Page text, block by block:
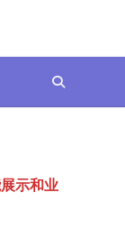
示和业